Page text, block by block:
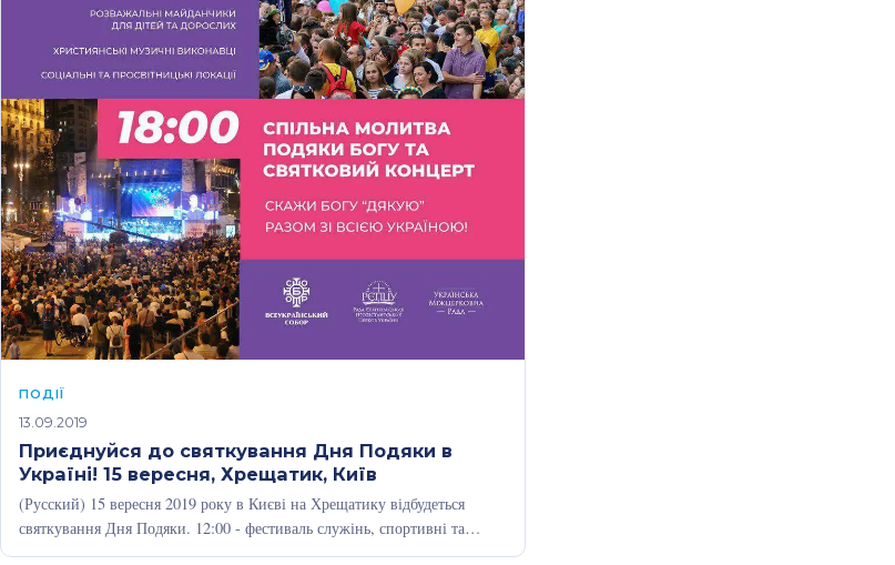
ПОДІЇ
13.09.2019
Приєднуйся до святкування Дня Подяки в
Україні! 15 вересня, Хрещатик, Київ
(Русский) 15 вересня 2019 року в Києві на Хрещатику відбудеться
святкування Дня Подяки. 12:00 - фестиваль служінь, спортивні та
творчі…